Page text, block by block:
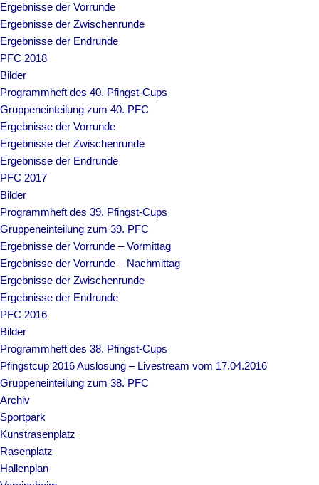
Ergebnisse der Vorrunde
Ergebnisse der Zwischenrunde
Ergebnisse der Endrunde
PFC 2018
Bilder
Programmheft des 40. Pfingst-Cups
Gruppeneinteilung zum 40. PFC
Ergebnisse der Vorrunde
Ergebnisse der Zwischenrunde
Ergebnisse der Endrunde
PFC 2017
Bilder
Programmheft des 39. Pfingst-Cups
Gruppeneinteilung zum 39. PFC
Ergebnisse der Vorrunde – Vormittag
Ergebnisse der Vorrunde – Nachmittag
Ergebnisse der Zwischenrunde
Ergebnisse der Endrunde
PFC 2016
Bilder
Programmheft des 38. Pfingst-Cups
Pfingstcup 2016 Auslosung – Livestream vom 17.04.2016
Gruppeneinteilung zum 38. PFC
Archiv
Sportpark
Kunstrasenplatz
Rasenplatz
Hallenplan